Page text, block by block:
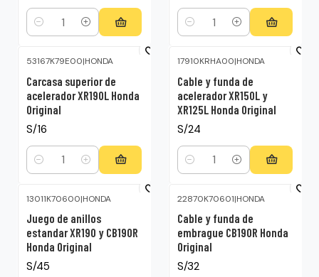
Cantidad Cantidad
53167K79E00|HONDA
Carcasa superior de
acelerador XR190L Honda
Original
S/16
Cantidad
17910KRHA00|HONDA
Cable y funda de
acelerador XR150L y
XR125L Honda Original
S/24
Cantidad
13011K70600|HONDA
Juego de anillos
estandar XR190 y CB190R
Honda Original
S/45
22870K70601|HONDA
Cable y funda de
embrague CB190R Honda
Original
S/32